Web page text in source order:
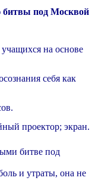
битвы под Москвой
на основе
себя как
проектор; экран.
битве под
и утраты, она не